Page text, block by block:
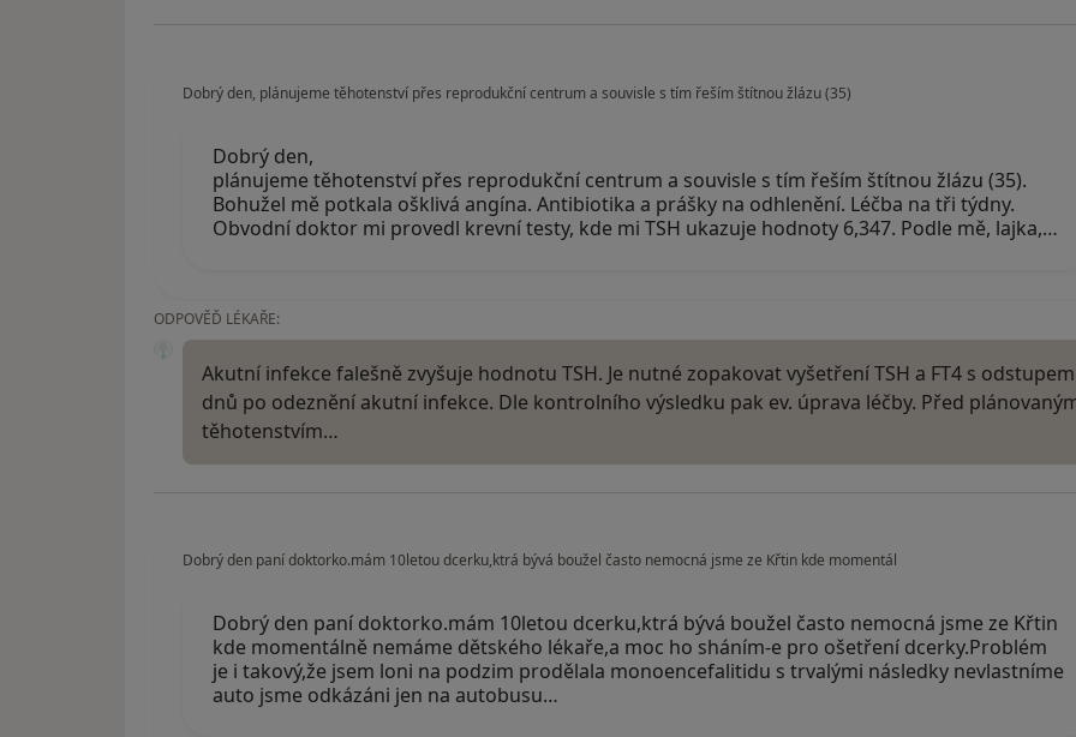
Dobrý den, plánujeme těhotenství přes reprodukční centrum a souvisle s tím řeším štítnou žlázu (35)
Dobrý den,
plánujeme těhotenství přes reprodukční centrum a souvisle s tím řeším štítnou žlázu (35).
Bohužel mě potkala ošklivá angína. Antibiotika a prášky na odhlenění. Léčba na tři týdny.
Obvodní doktor mi provedl krevní testy, kde mi TSH ukazuje hodnoty 6,347. Podle mě, lajka,…
ODPOVĚĎ LÉKAŘE:
Akutní infekce falešně zvyšuje hodnotu TSH. Je nutné zopakovat vyšetření TSH a FT4 s
dnů po odeznění akutní infekce. Dle kontrolního výsledku pak ev. úprava léčby. Před
těhotenstvím…
Dobrý den paní doktorko.mám 10letou dcerku,ktrá bývá boužel často nemocná jsme ze Křtin kde momentál
Dobrý den paní doktorko.mám 10letou dcerku,ktrá bývá boužel často nemocná jsme ze Křtin
kde momentálně nemáme dětského lékaře,a moc ho sháním-e pro ošetření dcerky.Problém
je i takový,že jsem loni na podzim prodělala monoencefalitidu s trvalými následky nevlastníme
auto jsme odkázáni jen na autobusu…